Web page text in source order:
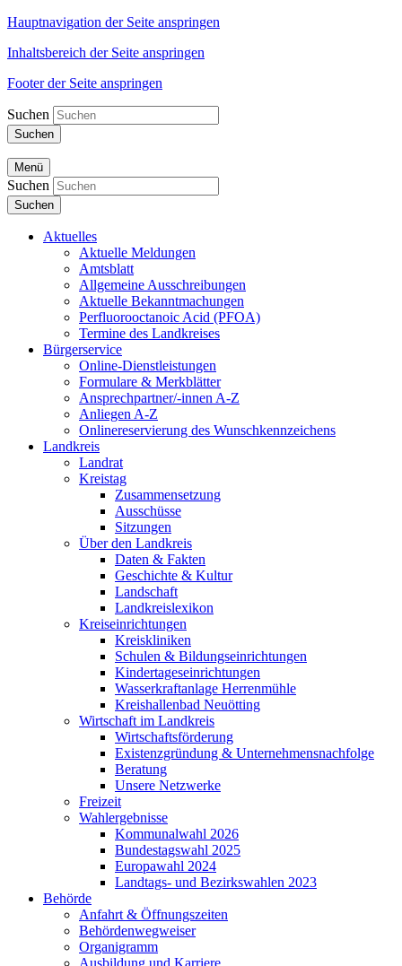
Hauptnavigation der Seite anspringen
Inhaltsbereich der Seite anspringen
Footer der Seite anspringen
Suchen
Suchen
Menü
Suchen
Suchen
Aktuelles
Aktuelle Meldungen
Amtsblatt
Allgemeine Ausschreibungen
Aktuelle Bekanntmachungen
Perfluorooctanoic Acid (PFOA)
Termine des Landkreises
Bürgerservice
Online-Dienstleistungen
Formulare & Merkblätter
Ansprechpartner/-innen A-Z
Anliegen A-Z
Onlinereservierung des Wunschkennzeichens
Landkreis
Landrat
Kreistag
Zusammensetzung
Ausschüsse
Sitzungen
Über den Landkreis
Daten & Fakten
Geschichte & Kultur
Landschaft
Landkreislexikon
Kreiseinrichtungen
Kreiskliniken
Schulen & Bildungseinrichtungen
Kindertageseinrichtungen
Wasserkraftanlage Herrenmühle
Kreishallenbad Neuötting
Wirtschaft im Landkreis
Wirtschaftsförderung
Existenzgründung & Unternehmensnachfolge
Beratung
Unsere Netzwerke
Freizeit
Wahlergebnisse
Kommunalwahl 2026
Bundestagswahl 2025
Europawahl 2024
Landtags- und Bezirkswahlen 2023
Behörde
Anfahrt & Öffnungszeiten
Behördenwegweiser
Organigramm
Ausbildung und Karriere